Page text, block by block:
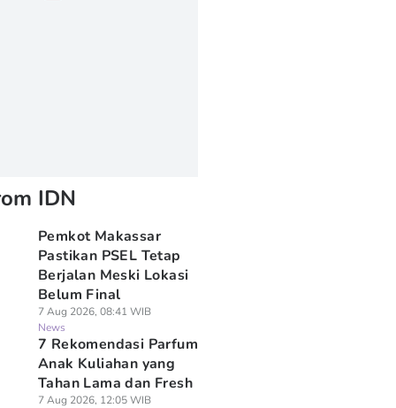
IDN
Pemkot Makassar
Pastikan PSEL Tetap
Berjalan Meski Lokasi
Belum Final
7 Aug 2026, 08:41 WIB
News
7 Rekomendasi Parfum
Anak Kuliahan yang
Tahan Lama dan Fresh
7 Aug 2026, 12:05 WIB